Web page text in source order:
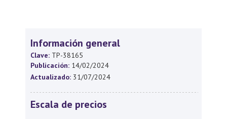
Información general
Clave: TP-38165
Publicación: 14/02/2024
Actualizado: 31/07/2024
Escala de precios